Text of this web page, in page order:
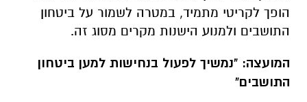
הופך לקריטי מתמיד, במטרה לשמור על ביטחון
התושבים ולמנוע הישנות מקרים מסוג זה.
המועצה: "נמשיך לפעול בנחישות למען ביטחון
התושבים"